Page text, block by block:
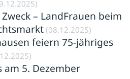
– LandFrauen beim
(08.12.2025)
feiern 75-jähriges
am 5. Dezember